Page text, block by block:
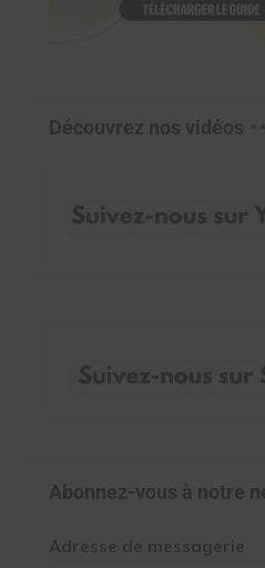
Découvrez nos vidéos
Abonnez-vous à notre
Adresse de messagerie